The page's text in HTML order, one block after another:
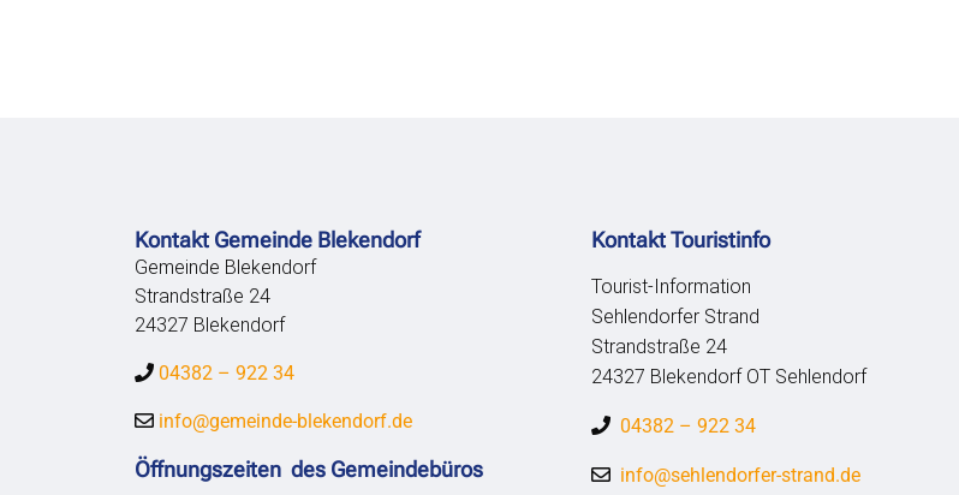
Kontakt Gemeinde Blekendorf
Gemeinde Blekendorf
Strandstraße 24
24327 Blekendorf
04382 – 922 34
info@gemeinde-blekendorf.de
Öffnungszeiten des Gemeindebüros
Kontakt Touristinfo
Tourist-Information
Sehlendorfer Strand
Strandstraße 24
24327 Blekendorf OT Sehlendorf
04382 – 922 34
info@sehlendorfer-strand.de